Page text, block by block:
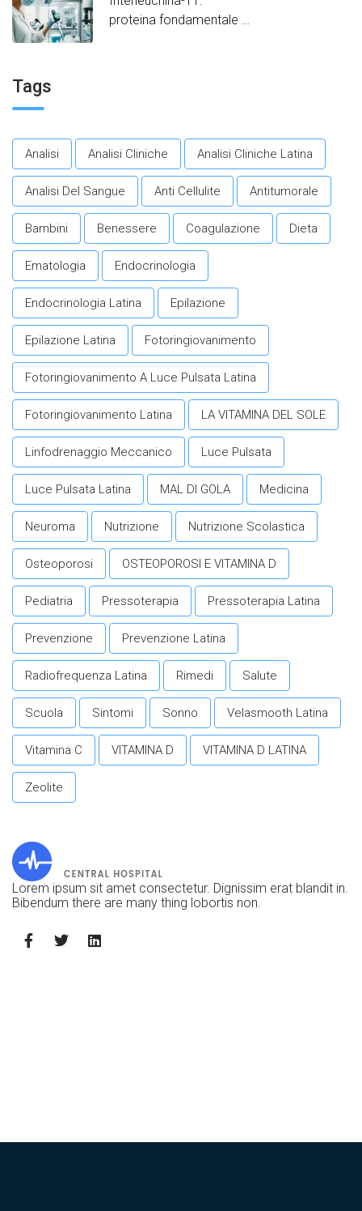
proteina fondamentale
Tags
Analisi Analisi Cliniche Analisi Cliniche Latina
Analisi Del Sangue Anti Cellulite Antitumorale
Bambini Benessere Coagulazione Dieta
Ematologia Endocrinologia
Endocrinologia Latina Epilazione
Epilazione Latina Fotoringiovanimento
Fotoringiovanimento A Luce Pulsata Latina
Fotoringiovanimento Latina LA VITAMINA DEL SOLE
Linfodrenaggio Meccanico Luce Pulsata
Luce Pulsata Latina MAL DI GOLA Medicina
Neuroma Nutrizione Nutrizione Scolastica
Osteoporosi OSTEOPOROSI E VITAMINA D
Pediatria Pressoterapia Pressoterapia Latina
Prevenzione Prevenzione Latina
Radiofrequenza Latina Rimedi Salute
Scuola Sintomi Sonno Velasmooth Latina
Vitamina C VITAMINA D VITAMINA D LATINA
Zeolite
Lorem ipsum sit amet consectetur. Dignissim erat blandit in.
Bibendum there are many thing lobortis non.